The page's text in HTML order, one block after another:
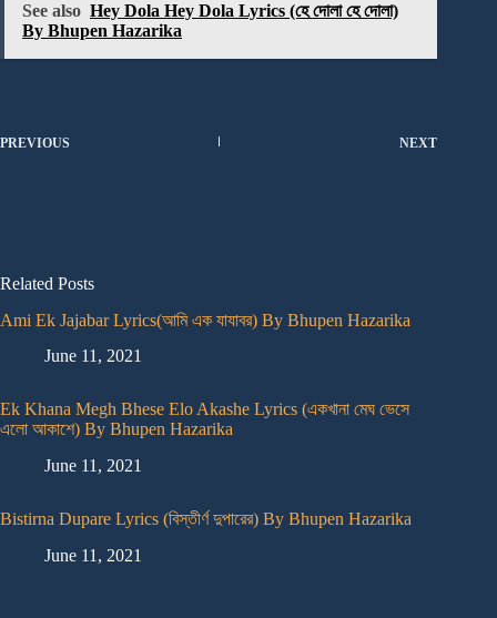
See also Hey Dola Hey Dola Lyrics (হে দোলা হে দোলা)
By Bhupen Hazarika
PREVIOUS NEXT
Related Posts
Ami Ek Jajabar Lyrics(আমি এক যাযাবর) By Bhupen Hazarika
June 11, 2021
Ek Khana Megh Bhese Elo Akashe Lyrics (একখানা মেঘ ভেসে
এলো আকাশে) By Bhupen Hazarika
June 11, 2021
Bistirna Dupare Lyrics (বিস্তীর্ণ দুপারের) By Bhupen Hazarika
June 11, 2021